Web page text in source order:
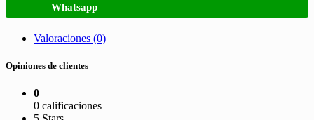
Whatsapp
Valoraciones (0)
Opiniones de clientes
0
0 calificaciones